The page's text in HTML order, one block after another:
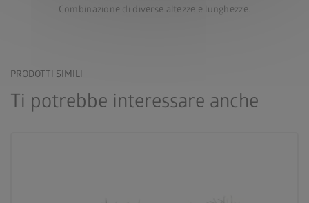
Combinazione di diverse altezze e lunghezze.
PRODOTTI SIMILI
Ti potrebbe interessare anche